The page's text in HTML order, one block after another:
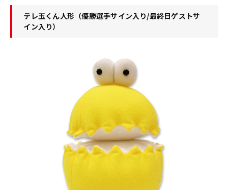
テレ玉くん人形（優勝選手サイン入り/最終日ゲストサ
イン入り）